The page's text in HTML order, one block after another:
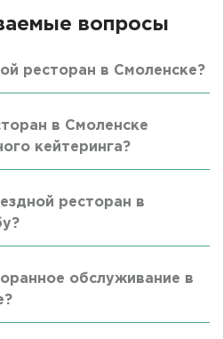
вопросы
ресторан в Смоленске?
в Смоленске
кейтеринга?
ресторан в
обслуживание в